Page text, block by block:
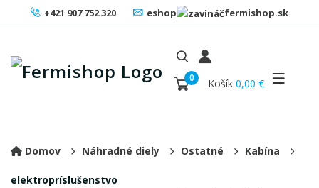
+421 907 752 320 eshop fermishop.sk
0 Košík 0,00 €
Domov Náhradné diely Ostatné Kabína
elektropríslušenstvo